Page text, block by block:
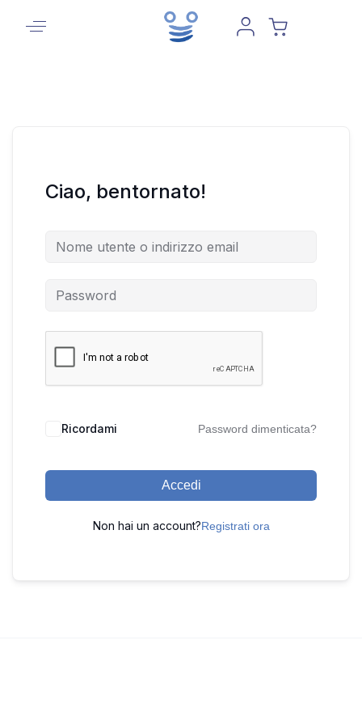
Ciao, bentornato!
Ricordami Password dimenticata?
Accedi
Non hai un account?Registrati ora